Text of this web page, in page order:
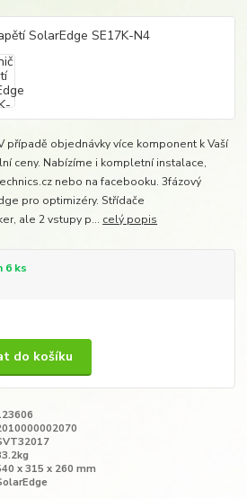
V případě objednávky více komponent k Vaší
ceny. Nabízíme i kompletní instalace,
nebo na facebooku. 3fázový
pro optimizéry. Střídače
ale 2 vstupy p... celý popis
6 ks
do košíku
x 315 x 260 mm​